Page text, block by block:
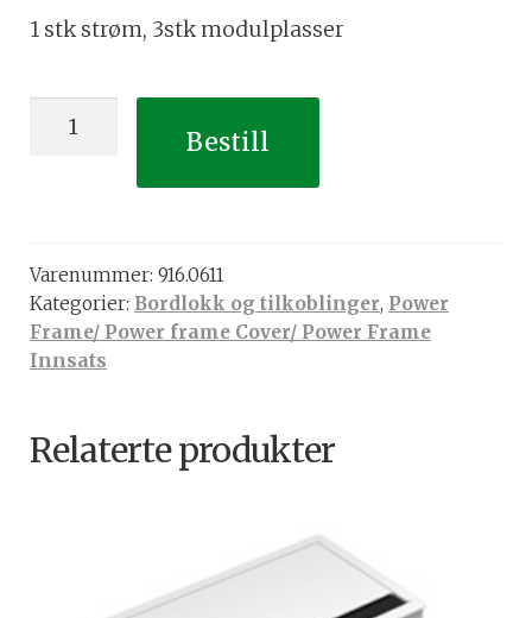
1 stk strøm, 3stk modulplasser
antall
Bestill
Varenummer: 916.0611
Kategorier: Bordlokk og tilkoblinger, Power
Frame/ Power frame Cover/ Power Frame
Innsats
Relaterte produkter